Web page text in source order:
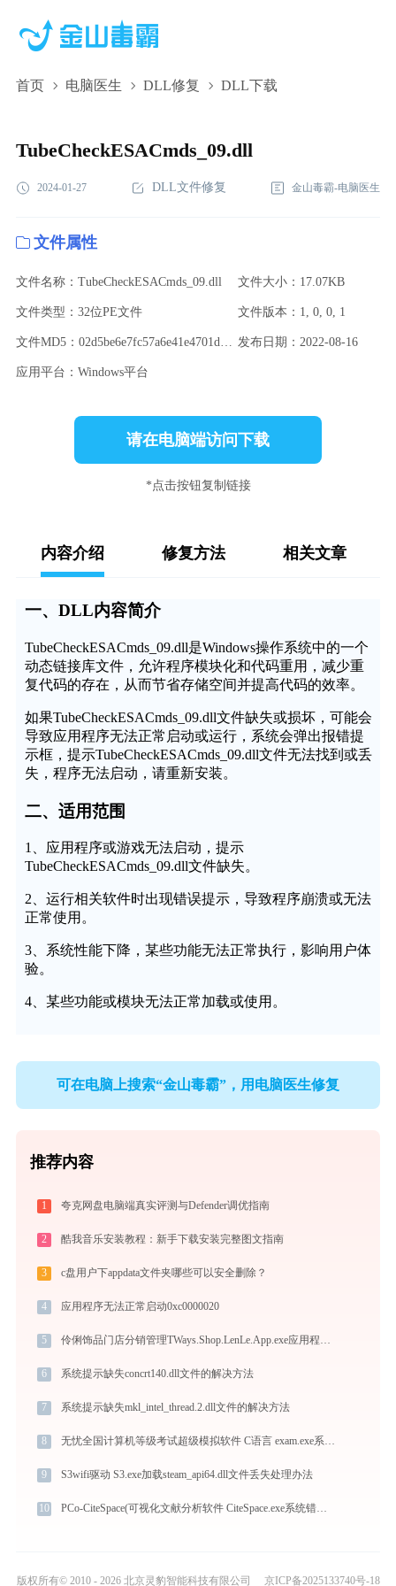
首页 电脑医生 DLL修复 DLL下载
TubeCheckESACmds_09.dll,TubeCheckESACmds_09.dll下
TubeCheckESACmds_09.dll
2024-01-27 DLL文件修复 金山毒霸-电脑医生
文件属性
文件名称：TubeCheckESACmds_09.dll 文件大小：17.07KB
文件类型：32位PE文件 文件版本：1, 0, 0, 1
文件MD5：02d5be6e7fc57a6e41e4701d78f002b9 发布日期：2022-08-16
应用平台：Windows平台
请在电脑端访问下载
*点击按钮复制链接
内容介绍 修复方法 相关文章
一、DLL内容简介
TubeCheckESACmds_09.dll是Windows操作系统中的一个
动态链接库文件，允许程序模块化和代码重用，减少重
复代码的存在，从而节省存储空间并提高代码的效率。
如果TubeCheckESACmds_09.dll文件缺失或损坏，可能会
导致应用程序无法正常启动或运行，系统会弹出报错提
示框，提示TubeCheckESACmds_09.dll文件无法找到或丢
失，程序无法启动，请重新安装。
二、适用范围
1、应用程序或游戏无法启动，提示
TubeCheckESACmds_09.dll文件缺失。
2、运行相关软件时出现错误提示，导致程序崩溃或无法
正常使用。
3、系统性能下降，某些功能无法正常执行，影响用户体
验。
4、某些功能或模块无法正常加载或使用。
可在电脑上搜索“金山毒霸”，用电脑医生修复
推荐内容
1 夸克网盘电脑端真实评测与Defender调优指南
2 酷我音乐安装教程：新手下载安装完整图文指南
3 c盘用户下appdata文件夹哪些可以安全删除？
4 应用程序无法正常启动0xc0000020
5 伶俐饰品门店分销管理TWays.Shop.LenLe.App.exe应用程序错误0xc0000005解决方法
6 系统提示缺失concrt140.dll文件的解决方法
7 系统提示缺失mkl_intel_thread.2.dll文件的解决方法
8 无忧全国计算机等级考试超级模拟软件 C语言 exam.exe系统错误libgcc_s_dw2-1.dll丢失如何解决
9 S3wifi驱动 S3.exe加载steam_api64.dll文件丢失处理办法
10 PCo-CiteSpace(可视化文献分析软件 CiteSpace.exe系统错误msvcr100.dll丢失如何解决
版权所有© 2010 - 2026 北京灵豹智能科技有限公司 京ICP备2025133740号-18